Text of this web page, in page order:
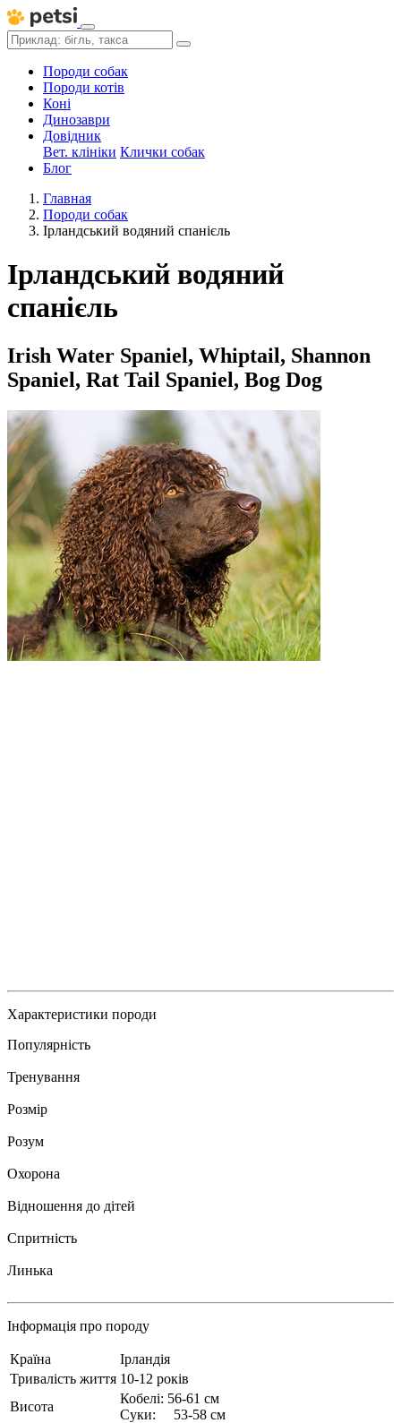
Породи собак
Породи котів
Коні
Динозаври
Довідник
Вет. клініки Клички собак
Блог
Главная
Породи собак
Ірландський водяний спанієль
Ірландський водяний
спанієль
Irish Water Spaniel, Whiptail, Shannon
Spaniel, Rat Tail Spaniel, Bog Dog
Характеристики породи
Популярність
Тренування
Розмір
Розум
Охорона
Відношення до дітей
Спритність
Линька
Інформація про породу
Країна
Ірландія
Тривалість життя 10-12 років
Висота
Кобелі: 56-61 см
Суки: 53-58 см